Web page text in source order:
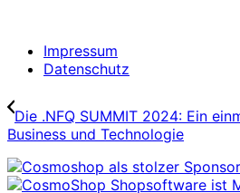
Impressum
Datenschutz
Die .NFQ SUMMIT 2024: Ein
Business und Technologie